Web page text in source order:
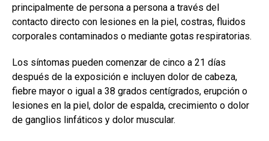
principalmente de persona a persona a través del
contacto directo con lesiones en la piel, costras, fluidos
corporales contaminados o mediante gotas respiratorias.
Los síntomas pueden comenzar de cinco a 21 días
después de la exposición e incluyen dolor de cabeza,
fiebre mayor o igual a 38 grados centígrados, erupción o
lesiones en la piel, dolor de espalda, crecimiento o dolor
de ganglios linfáticos y dolor muscular.